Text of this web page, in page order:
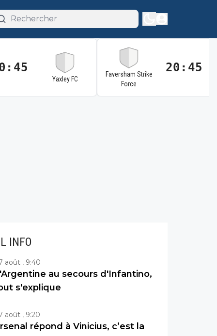
Yaxley FC
Faversham Strike
Force
20:45
INFO
août , 9:40
au secours d'Infantino,
s'explique
août , 9:20
répond à Vinicius, c’est la